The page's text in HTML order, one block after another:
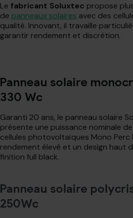
Le fabricant Soluxtec propose
de panneaux solaires avec des
qualité. Innovant, il travaille
garantir rendement et discrétion.
Panneau solaire
330 Wc
Garanti 20 ans, le panneau solaire
présente une puissance nominale
cellules photovoltaïques Mono Perc
rendement élevé et un design haut
finition full black.
Panneau solaire
250Wc